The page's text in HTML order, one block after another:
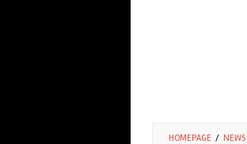
HOMEPAGE / NEWS